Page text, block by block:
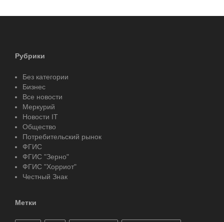
Рубрики
Без категории
Бизнес
Все новости
Меркурий
Новости IT
Общество
Потребительский рынок
ФГИС
ФГИС "Зерно"
ФГИС "Хорриот"
Честный Знак
Метки